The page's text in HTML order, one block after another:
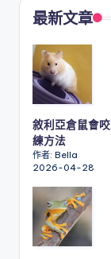
最新文章
敘利亞倉鼠會
練方法
作者: Bella
2026-04-28